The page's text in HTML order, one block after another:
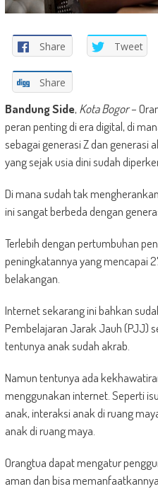
Share Tweet
Share
Bandung Side, Kota Bogor–
peran penting di era digital, di
sebagai generasi Z dan generasi
yang sejak usia dini sudah
Di mana sudah tak
ini sangat berbeda dengan
Terlebih dengan pertumbuhan
peningkatannya yang mencapai
belakangan.
Internet sekarang ini bahkan
Pembelajaran Jarak Jauh (PJJ)
tentunya anak sudah akrab.
Namun tentunya ada
menggunakan internet. Seperti
anak, interaksi anak di ruang
anak di ruang maya.
Orangtua dapat mengatur
aman dan bisa